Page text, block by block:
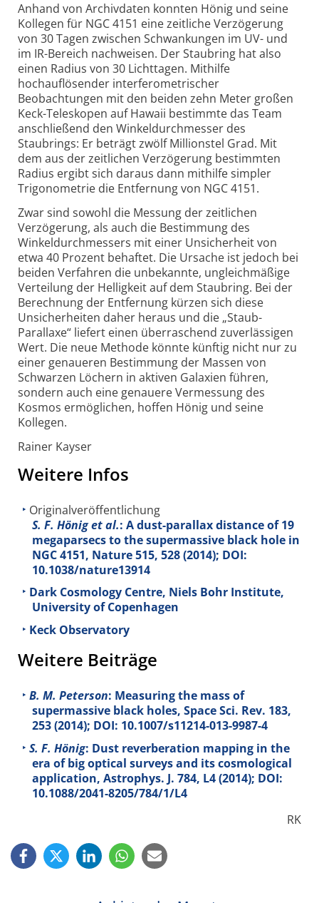
Anhand von Archivdaten konnten Hönig und seine
Kollegen für NGC 4151 eine zeitliche Verzögerung
von 30 Tagen zwischen Schwankungen im UV- und
im IR-Bereich nachweisen. Der Staubring hat also
einen Radius von 30 Lichttagen. Mithilfe
hochauflösender interferometrischer
Beobachtungen mit den beiden zehn Meter großen
Keck-Teleskopen auf Hawaii bestimmte das Team
anschließend den Winkeldurchmesser des
Staubrings: Er beträgt zwölf Millionstel Grad. Mit
dem aus der zeitlichen Verzögerung bestimmten
Radius ergibt sich daraus dann mithilfe simpler
Trigonometrie die Entfernung von NGC 4151.
Zwar sind sowohl die Messung der zeitlichen
Verzögerung, als auch die Bestimmung des
Winkeldurchmessers mit einer Unsicherheit von
etwa 40 Prozent behaftet. Die Ursache ist jedoch bei
beiden Verfahren die unbekannte, ungleichmäßige
Verteilung der Helligkeit auf dem Staubring. Bei der
Berechnung der Entfernung kürzen sich diese
Unsicherheiten daher heraus und die „Staub-
Parallaxe“ liefert einen überraschend zuverlässigen
Wert. Die neue Methode könnte künftig nicht nur zu
einer genaueren Bestimmung der Massen von
Schwarzen Löchern in aktiven Galaxien führen,
sondern auch eine genauere Vermessung des
Kosmos ermöglichen, hoffen Hönig und seine
Kollegen.
Rainer Kayser
Weitere Infos
Originalveröffentlichung
S. F. Hönig et al.: A dust-parallax distance of 19
megaparsecs to the supermassive black hole in
NGC 4151, Nature515, 528 (2014); DOI:
10.1038/nature13914
Dark Cosmology Centre, Niels Bohr Institute,
University of Copenhagen
Keck Observatory
Weitere Beiträge
B. M. Peterson: Measuring the mass of
supermassive black holes, Space Sci. Rev. 183,
253 (2014); DOI: 10.1007/s11214-013-9987-4
S. F. Hönig: Dust reverberation mapping in the
era of big optical surveys and its cosmological
application, Astrophys. J. 784, L4 (2014); DOI:
10.1088/2041-8205/784/1/L4
RK